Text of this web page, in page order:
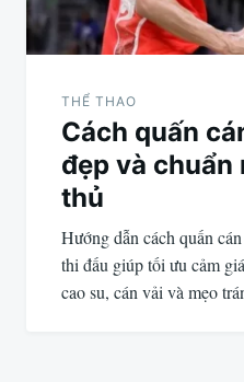
THỂ THAO
Cách quấn
đẹp và
thủ
Hướng dẫn cách quấn
thi đấu giúp tối ưu cảm
cao su, cán vải và mẹo